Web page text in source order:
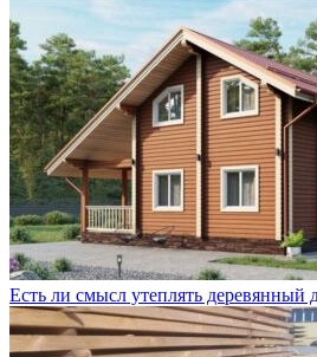
Есть ли смысл утеплять деревянный